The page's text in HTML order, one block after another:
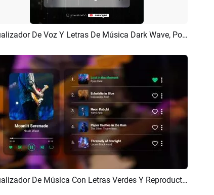
Previsualizar Crear IA Visualizador De Voz Y Letras De Música Dark Wave, Post Video
Previsualizar Crear IA Visualizador De Música Con Letras Verdes Y Reproductor De Listas